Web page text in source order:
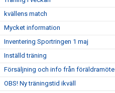
kvällens match
Mycket information
Inventering Sportringen 1 maj
Inställd träning
Försäljning och info från föräldramöte
OBS! Ny träningstid ikväll